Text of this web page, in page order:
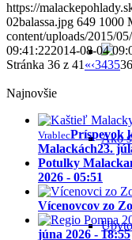
Ako
https://
02balassa.jpg 649 1000
content/uploads/2015/
09:41:222014-08-04
Stránka 36 z 41 «‹343536
Najnovšie
VrablecPríspevok
Malackách23.
Potulky
2026 - 05:51
Vícenovcov zo
júna 2026 - 18:55